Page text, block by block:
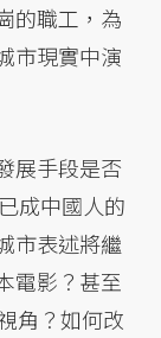
的職工，為
市現實中演
展手段是否
成中國人的
市表述將繼
電影？甚至
角？如何改